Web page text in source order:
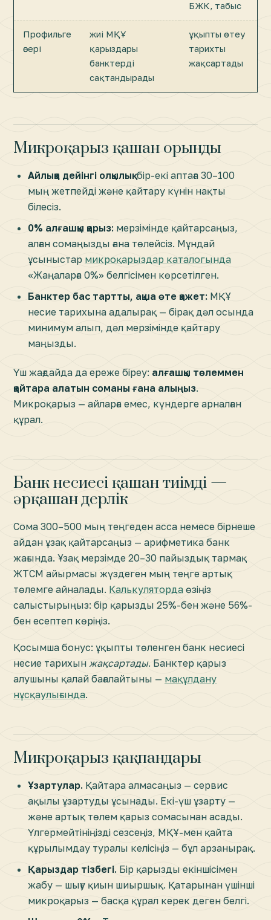
БЖК, табыс
Профильге
әсері
жиі МҚҰ
қарыздары
банктерді
сақтандырады
ұқыпты өтеу
тарихты
жақсартады
Микроқарыз қашан орынды
Айлыққа дейінгі олқылық:бір-екі аптаға 30–100
мың жетпейді және қайтару күнін нақты
білесіз.
0% алғашқы қарыз: мерзімінде қайтарсаңыз,
алған сомаңызды ғана төлейсіз. Мұндай
ұсыныстар микроқарыздар каталогында
«Жаңаларға 0%» белгісімен көрсетілген.
Банктер бас тартты, ақша өте қажет: МҚҰ
несие тарихына адалырақ — бірақ дәл осында
минимум алып, дәл мерзімінде қайтару
маңызды.
Үш жағдайда да ереже біреу: алғашқы төлеммен
қайтара алатын соманы ғана алыңыз.
Микроқарыз — айларға емес, күндерге арналған
құрал.
Банк несиесі қашан тиімді —
әрқашан дерлік
Сома 300–500 мың теңгеден асса немесе бірнеше
айдан ұзақ қайтарсаңыз — арифметика банк
жағында. Ұзақ мерзімде 20–30 пайыздық тармақ
ЖТСМ айырмасы жүздеген мың теңге артық
төлемге айналады. Калькуляторда өзіңіз
салыстырыңыз: бір қарызды 25%-бен және 56%-
бен есептеп көріңіз.
Қосымша бонус: ұқыпты төленген банк несиесі
несие тарихын жақсартады. Банктер қарыз
алушыны қалай бағалайтыны — мақұлдану
нұсқаулығында.
Микроқарыз қақпандары
Ұзартулар. Қайтара алмасаңыз — сервис
ақылы ұзартуды ұсынады. Екі-үш ұзарту —
және артық төлем қарыз сомасынан асады.
Үлгермейтініңізді сезсеңіз, МҚҰ-мен қайта
құрылымдау туралы келісіңіз — бұл арзанырақ.
Қарыздар тізбегі. Бір қарызды екіншісімен
жабу — шығу қиын шиыршық. Қатарынан үшінші
микроқарыз — басқа құрал керек деген белгі.